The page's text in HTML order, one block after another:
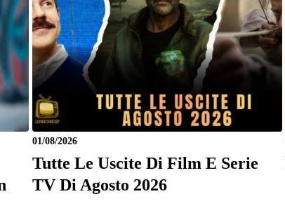
01/08/2026
Tutte Le Uscite Di Film E Serie
TV Di Agosto 2026